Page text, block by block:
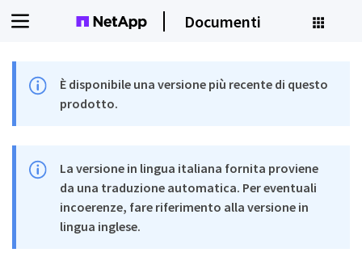
Documenti
È disponibile una versione più recente di questo
prodotto.
La versione in lingua italiana fornita proviene
da una traduzione automatica. Per eventuali
incoerenze, fare riferimento alla versione in
lingua inglese.